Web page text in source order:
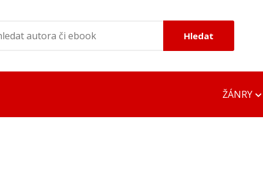
Hledat
ŽÁNRY